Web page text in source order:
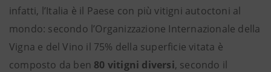
infatti, l’Italia è il Paese con più vitigni autoctoni al
mondo: secondo l’Organizzazione Internazionale della
Vigna e del Vino il 75% della superficie vitata è
composto da ben 80 vitigni diversi, secondo il